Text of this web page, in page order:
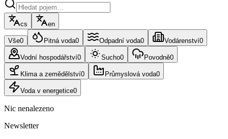
cs en
Vše0 Pitná voda0 Odpadní voda0 Vodárenství0
Vodní hospodářství0 Sucho0 Povodně0
Klima a zemědělství0 Průmyslová voda0
Voda v energetice0
Nic nenalezeno
Newsletter